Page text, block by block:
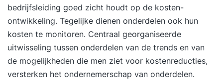
bedrijfsleiding goed zicht houdt op de kosten-
ontwikkeling. Tegelijke dienen onderdelen ook hun
kosten te monitoren. Centraal georganiseerde
uitwisseling tussen onderdelen van de trends en van
de mogelijkheden die men ziet voor kostenreducties,
versterken het ondernemerschap van onderdelen.